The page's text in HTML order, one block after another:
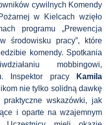
cywilnych Komendy
w Kielcach wzięło
programu „Prewencja
środowisku pracy”, które
komendy. Spotkania
mobbingowi,
Inspektor pracy
Kamila
nie tylko solidną dawkę
wskazówki, jak
i oparte na wzajemnym